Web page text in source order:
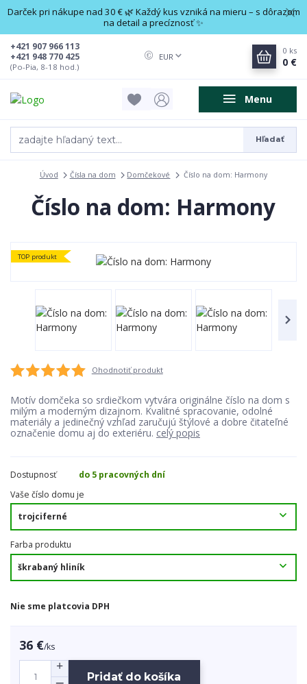
Darček pri nákupe nad 30 € 🌿 Každý kus vzniká na mieru – s dôrazom
na detail a precíznosť ✨
Menu
EUR
Hľadať
+421 948 770 425
+421 907 966 113
(Po-Pia, 8-18 hod.)
0 ks
0 €
Úvod Čísla na dom Domčekové Číslo na dom: Harmony
Číslo na dom: Harmony
TOP produkt
Ohodnotiť produkt
Motív domčeka so srdiečkom vytvára originálne číslo na dom s
milým a moderným dizajnom. Kvalitné spracovanie, odolné
materiály a jedinečný vzhľad zaručujú štýlové a dobre čitateľné
označenie domu aj do exteriéru. celý popis
Dostupnosť
do 5 pracovných dní
Vaše číslo domu je
Farba produktu
Nie sme platcovia DPH
36 €/ks
Pridať do košíka